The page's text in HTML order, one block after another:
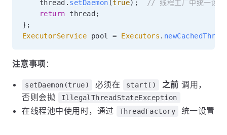
    thread
. setDaemon (true) ;
// 线程工厂中统一设置
return thread ;
} ;
ExecutorService pool = Executors .
注意事项 ：
setDaemon(true) 必须在 start() 之前 调用，
否则会抛
IllegalThreadStateException
在线程池中使用时，通过 ThreadFactory 统一设置